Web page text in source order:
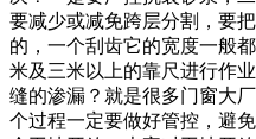
要减少或减免跨层分割，要
的，一个刮齿它的宽度一般
米及三米以上的靠尺进行作
缝的渗漏？就是很多门窗大
个过程一定要做好管控，避